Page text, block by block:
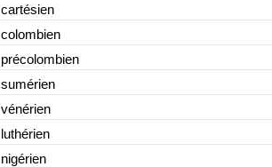
cartésien
colombien
précolombien
sumérien
vénérien
luthérien
nigérien